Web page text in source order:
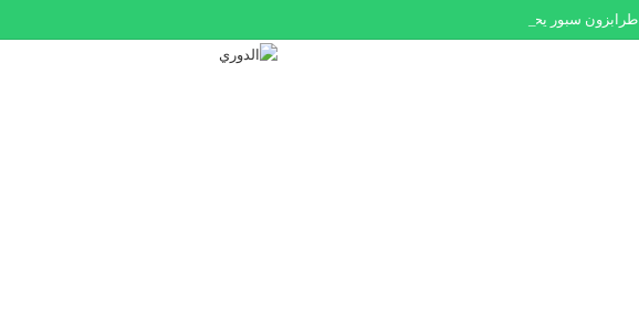
طرابزون سبور يحقق عوائد تاريخية بسبب محمد صلاح